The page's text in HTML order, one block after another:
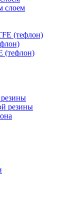
слоем
(тефлон)
(тефлон)
резины
резины